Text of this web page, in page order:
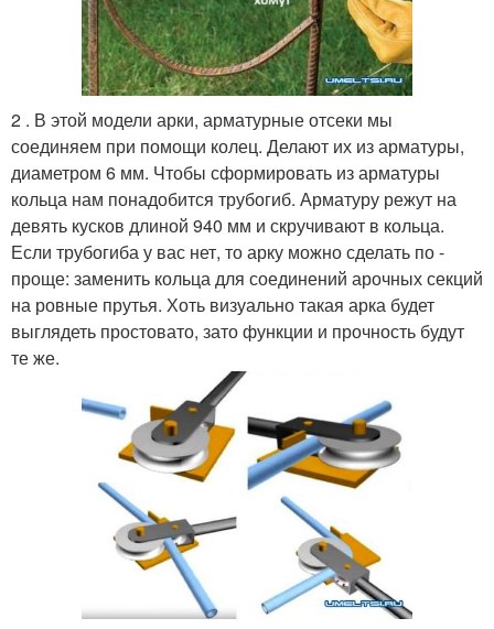
2 . В этой модели арки, арматурные отсеки мы
соединяем при помощи колец. Делают их из арматуры,
диаметром 6 мм. Чтобы сформировать из арматуры
кольца нам понадобится трубогиб. Арматуру режут на
девять кусков длиной 940 мм и скручивают в кольца.
Если трубогиба у вас нет, то арку можно сделать по -
проще: заменить кольца для соединений арочных секций
на ровные прутья. Хоть визуально такая арка будет
выглядеть простовато, зато функции и прочность будут
те же.